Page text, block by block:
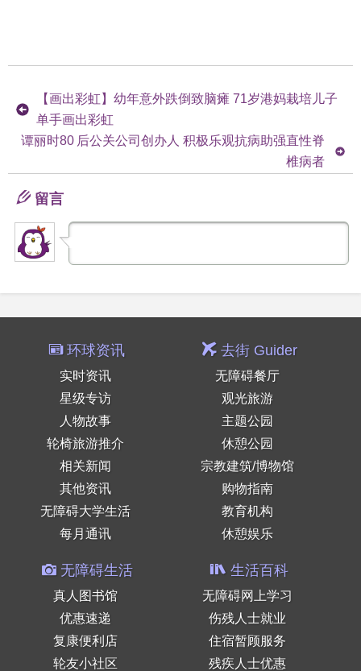
【画出彩虹】幼年意外跌倒致脑瘫 71岁港妈栽培儿子
单手画出彩虹
谭丽时80 后公关公司创办人 积极乐观抗病助强直性脊
椎病者
留言
环球资讯
实时资讯
星级专访
人物故事
轮椅旅游推介
相关新闻
其他资讯
无障碍大学生活
每月通讯
去街 Guider
无障碍餐厅
观光旅游
主题公园
休憩公园
宗教建筑/博物馆
购物指南
教育机构
休憩娱乐
无障碍生活
真人图书馆
优惠速递
复康便利店
轮友小社区
生活百科
无障碍网上学习
伤残人士就业
住宿暂顾服务
残疾人士优惠